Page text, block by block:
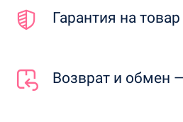
Гарантия на товар
Возврат и обмен